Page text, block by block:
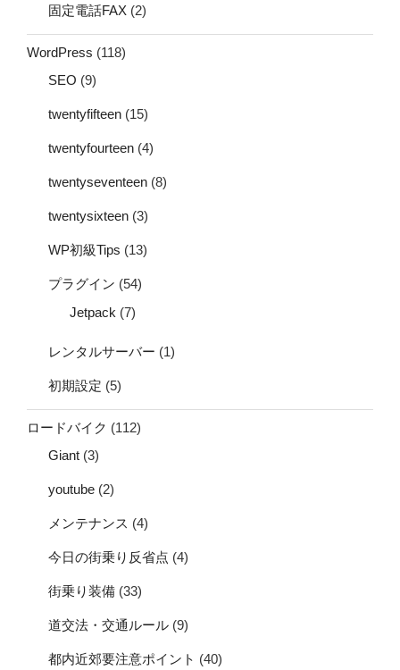
固定電話FAX (2)
WordPress (118)
SEO (9)
twentyfifteen (15)
twentyfourteen (4)
twentyseventeen (8)
twentysixteen (3)
WP初級Tips (13)
プラグイン (54)
Jetpack (7)
レンタルサーバー (1)
初期設定 (5)
ロードバイク (112)
Giant (3)
youtube (2)
メンテナンス (4)
今日の街乗り反省点 (4)
街乗り装備 (33)
道交法・交通ルール (9)
都内近郊要注意ポイント (40)